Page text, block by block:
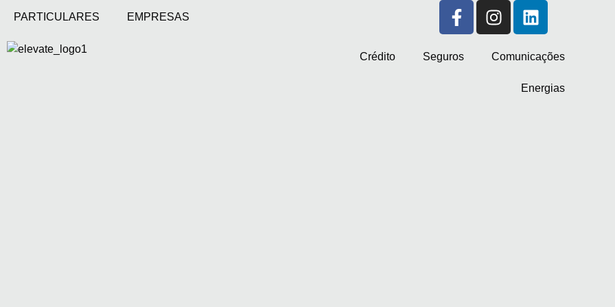
PARTICULARES EMPRESAS
Crédito Seguros Comunicações
Energias